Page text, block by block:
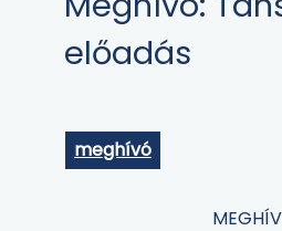
előadás
meghívó